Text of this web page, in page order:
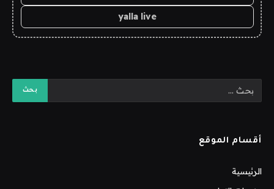
yalla live
أقسام الموقع
الرئيسية